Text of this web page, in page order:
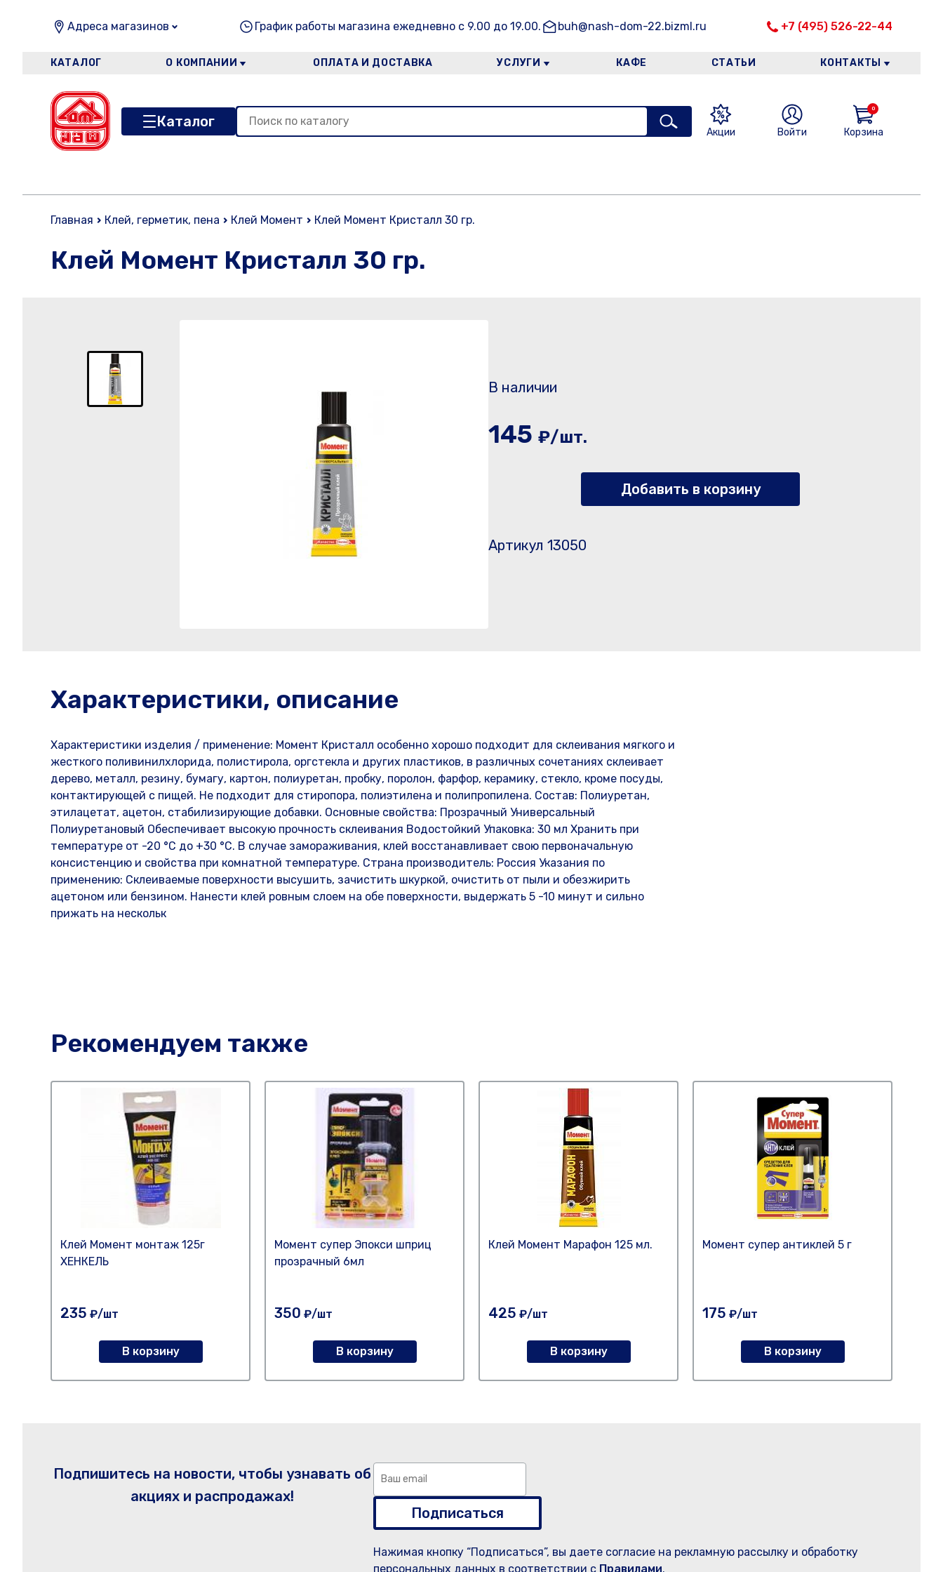
Адреса магазинов График работы магазина ежедневно с 9.00 до 19.00. buh@nash-dom-22.bizml.ru +7 (495) 526-22-44
КАТАЛОГ О КОМПАНИИ ОПЛАТА И ДОСТАВКА УСЛУГИ КАФЕ СТАТЬИ КОНТАКТЫ
Каталог
Акции Войти Корзина
0
Главная Клей, герметик, пена Клей Момент Клей Момент Кристалл 30 гр.
Клей Момент Кристалл 30 гр.
В наличии
145 ₽/шт.
Добавить в корзину
Артикул 13050
Характеристики, описание
Характеристики изделия / применение: Момент Кристалл особенно хорошо подходит для склеивания мягкого и
жесткого поливинилхлорида, полистирола, оргстекла и других пластиков, в различных сочетаниях склеивает
дерево, металл, резину, бумагу, картон, полиуретан, пробку, поролон, фарфор, керамику, стекло, кроме посуды,
контактирующей с пищей. Не подходит для стиропора, полиэтилена и полипропилена. Состав: Полиуретан,
этилацетат, ацетон, стабилизирующие добавки. Основные свойства: Прозрачный Универсальный
Полиуретановый Обеспечивает высокую прочность склеивания Водостойкий Упаковка: 30 мл Хранить при
температуре от -20 °С до +30 °С. В случае замораживания, клей восстанавливает свою первоначальную
консистенцию и свойства при комнатной температуре. Страна производитель: Россия Указания по
применению: Склеиваемые поверхности высушить, зачистить шкуркой, очистить от пыли и обезжирить
ацетоном или бензином. Нанести клей ровным слоем на обе поверхности, выдержать 5 -10 минут и сильно
прижать на нескольк
Рекомендуем также
Клей Момент монтаж 125г
ХЕНКЕЛЬ
235 ₽/шт
В корзину
Момент супер Эпокси шприц
прозрачный 6мл
350 ₽/шт
В корзину
Клей Момент Марафон 125 мл.
425 ₽/шт
В корзину
Момент супер антиклей 5 г
175 ₽/шт
В корзину
Подпишитесь на новости, чтобы узнавать об
акциях и распродажах!
Подписаться
Нажимая кнопку “Подписаться”, вы даете согласие на рекламную рассылку и обработку
персональных данных в соответствии с Правилами.